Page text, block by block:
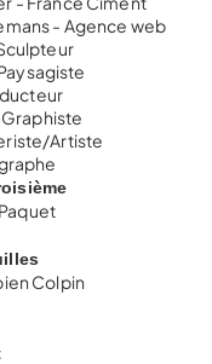
- Agence web
Artiste
Colpin